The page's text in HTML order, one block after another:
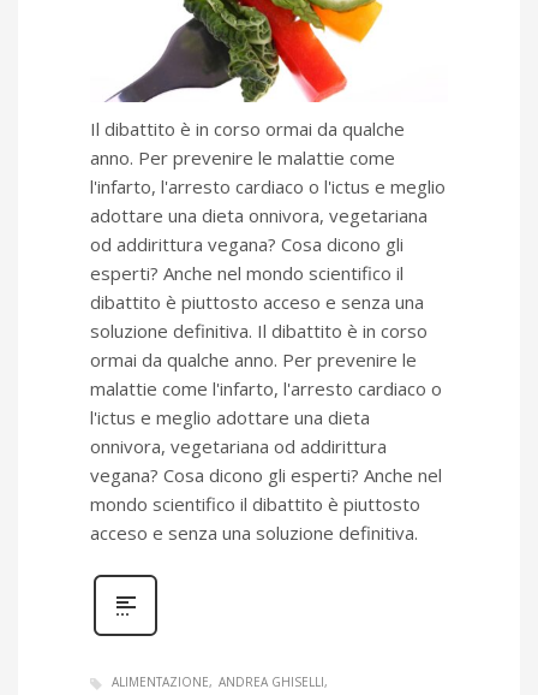
Il dibattito è in corso ormai da qualche
anno. Per prevenire le malattie come
l'infarto, l'arresto cardiaco o l'ictus e meglio
adottare una dieta onnivora, vegetariana
od addirittura vegana? Cosa dicono gli
esperti? Anche nel mondo scientifico il
dibattito è piuttosto acceso e senza una
soluzione definitiva. Il dibattito è in corso
ormai da qualche anno. Per prevenire le
malattie come l'infarto, l'arresto cardiaco o
l'ictus e meglio adottare una dieta
onnivora, vegetariana od addirittura
vegana? Cosa dicono gli esperti? Anche nel
mondo scientifico il dibattito è piuttosto
acceso e senza una soluzione definitiva.
ALIMENTAZIONE
ANDREA GHISELLI